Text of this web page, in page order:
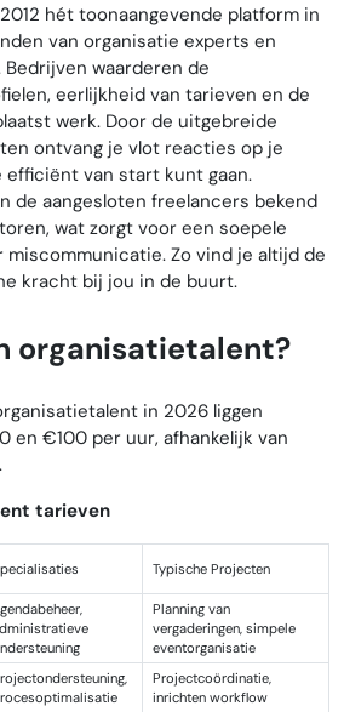
hét toonaangevende platform in
van organisatie experts en
waarderen de
eerlijkheid van tarieven en de
werk. Door de uitgebreide
ontvang je vlot reacties op je
efficiënt van start kunt gaan.
de aangesloten freelancers bekend
wat zorgt voor een soepele
miscommunicatie. Zo vind je altijd de
kracht bij jou in de buurt.
organisatietalent?
in 2026 liggen
en €100 per uur, afhankelijk van
tarieven
Typische Projecten
Planning van
vergaderingen, simpele
eventorganisatie
Projectcoördinatie,
inrichten workflow